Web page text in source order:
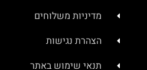
מדיניות משלוחים
הצהרת נגישות
תנאי שימוש באתר